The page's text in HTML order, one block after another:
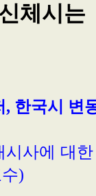
체시는
, 한국시 변
시사에 대
)